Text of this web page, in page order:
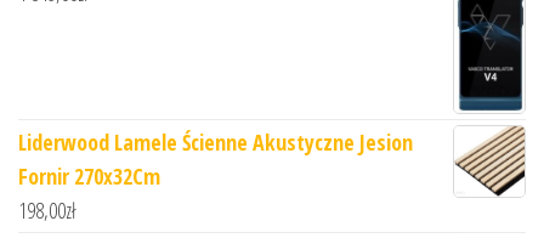
Liderwood Lamele Ścienne Akustyczne Jesion
Fornir 270x32Cm
198,00zł